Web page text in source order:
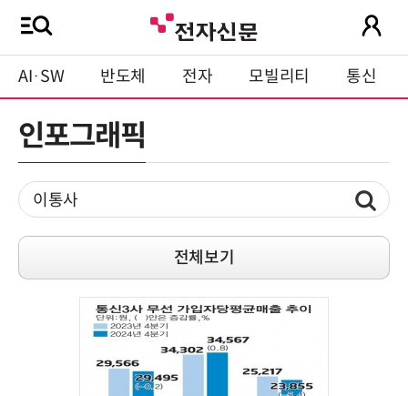
AI·SW 반도체 전자 모빌리티 통신
인포그래픽
전체보기